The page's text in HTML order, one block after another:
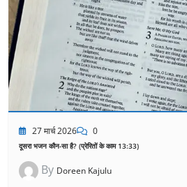
27 मार्च 2026 0
दूसरा भजन कौन-सा है? (प्रेरितों के काम 13:33)
By Doreen Kajulu